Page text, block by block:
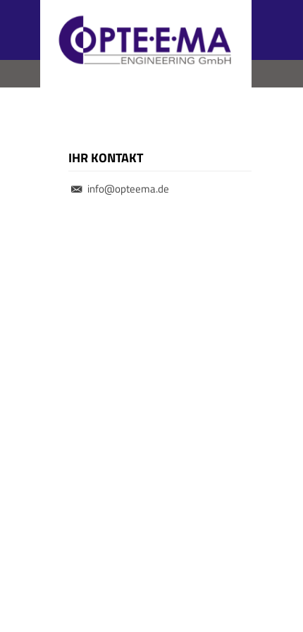
IHR KONTAKT
info@opteema.de